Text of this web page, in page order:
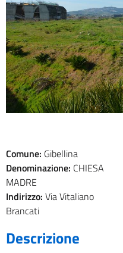
Comune: Gibellina
Denominazione: CHIESA
MADRE
Indirizzo: Via Vitaliano
Brancati
Descrizione